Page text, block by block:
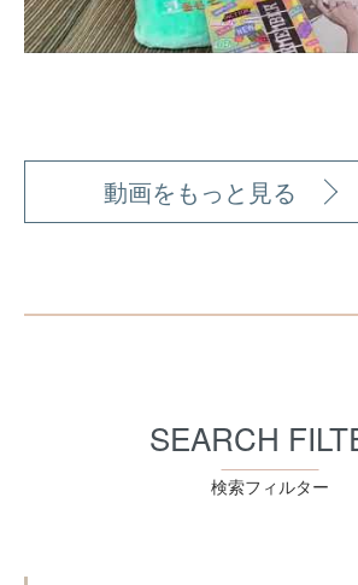
動画をもっと見る
SEARCH
検索フィルター